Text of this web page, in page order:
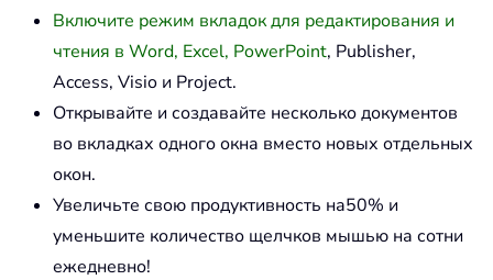
Включите режим вкладок для редактирования и
чтения в Word, Excel, PowerPoint, Publisher,
Access, Visio и Project.
Открывайте и создавайте несколько документов
во вкладках одного окна вместо новых отдельных
окон.
Увеличьте свою продуктивность на50% и
уменьшите количество щелчков мышью на сотни
ежедневно!